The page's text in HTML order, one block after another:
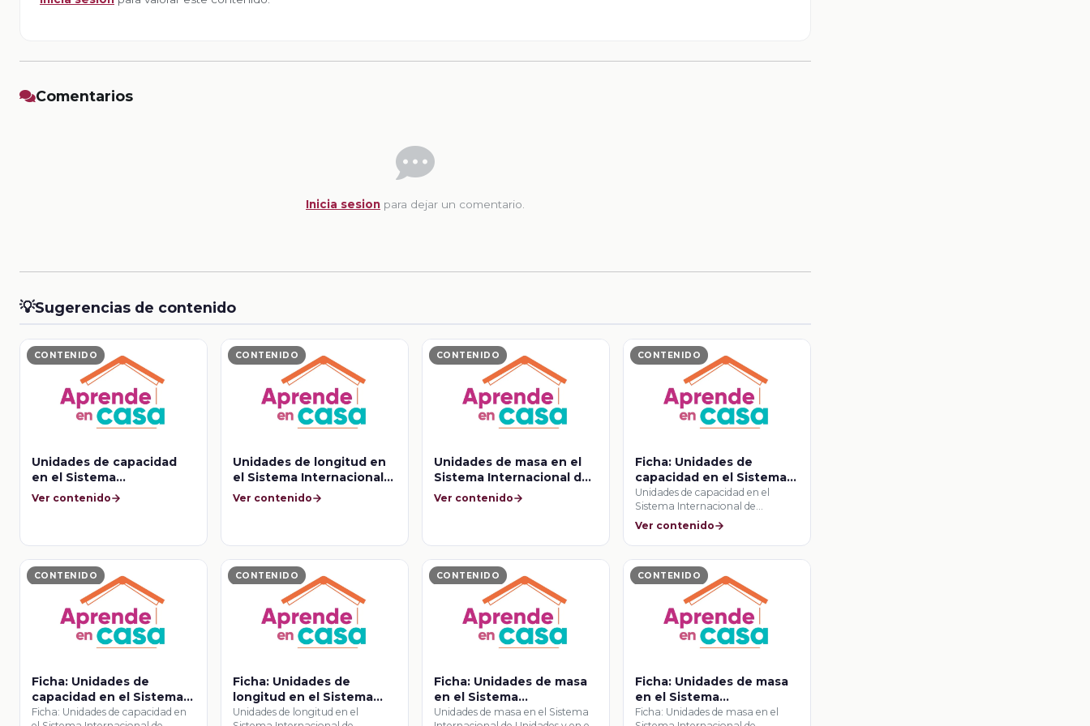
Comentarios
Inicia sesion para dejar un comentario.
💡Sugerencias de contenido
CONTENIDO
Unidades de capacidad
en el Sistema
Internacional de
Ver contenido
CONTENIDO
Unidades de longitud en
el Sistema Internacional
de Unidades y en el
Ver contenido
CONTENIDO
Unidades de masa en el
Sistema Internacional de
Unidades y en el Sistema
Ver contenido
CONTENIDO
Ficha: Unidades de
capacidad en el Sistema
Internacional de
Unidades y en el Sistema
Inglés
Unidades de capacidad en el
Sistema Internacional de
Unidades y en el …
Ver contenido
CONTENIDO
Ficha: Unidades de
capacidad en el Sistema
Internacional de
Ficha: Unidades de capacidad en
CONTENIDO
Ficha: Unidades de
longitud en el Sistema
Internacional de
Unidades de longitud en el
CONTENIDO
Ficha: Unidades de masa
en el Sistema
Internacional de
Unidades de masa en el Sistema
CONTENIDO
Ficha: Unidades de masa
en el Sistema
Internacional de
Ficha: Unidades de masa en el